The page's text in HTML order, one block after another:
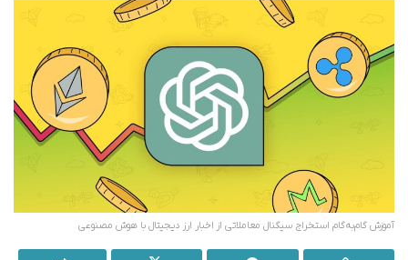
آموزش گام‌به‌گام استخراج سیگنال معاملاتی از اخبار ارز دیجیتال با هوش مصنوعی